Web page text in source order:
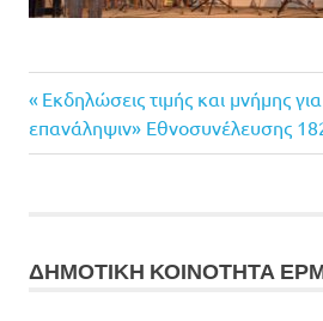
Πλοήγηση
άρθρων
Previous
Post:
Εκδηλώσεις τιμής και μνήμης για
επανάληψιν» Εθνοσυνέλευσης
ΔΗΜΟΤΙΚΗ ΚΟΙΝΟΤΗΤΑ